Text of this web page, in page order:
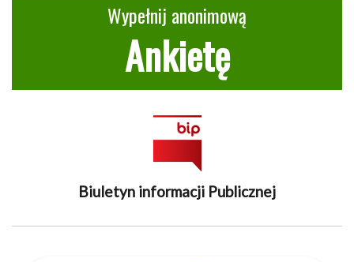
Wypełnij anonimową
Ankietę
Biuletyn informacji Publicznej